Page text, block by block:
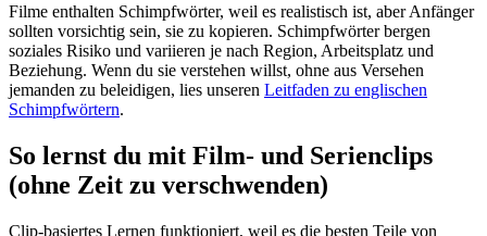
Filme enthalten Schimpfwörter, weil es realistisch ist, aber Anfänger
sollten vorsichtig sein, sie zu kopieren. Schimpfwörter bergen
soziales Risiko und variieren je nach Region, Arbeitsplatz und
Beziehung. Wenn du sie verstehen willst, ohne aus Versehen
jemanden zu beleidigen, lies unseren Leitfaden zu englischen
Schimpfwörtern.
So lernst du mit Film- und Serienclips
(ohne Zeit zu verschwenden)
Clip-basiertes Lernen funktioniert, weil es die besten Teile von